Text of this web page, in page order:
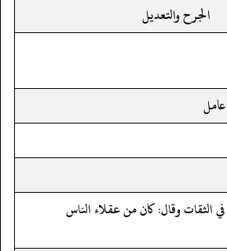
الجرح والتعديل
الثقات وقال: كان من عقلاء الناس